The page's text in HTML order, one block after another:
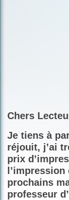
Chers
Je tiens à
réjouit, j’ai
prix
prochains
professeur